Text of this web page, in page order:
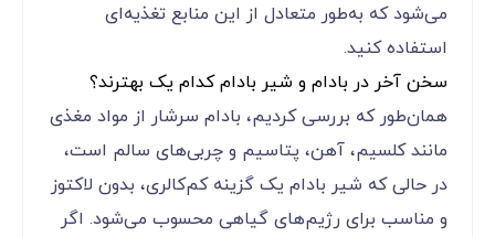
می‌شود که به‌طور متعادل از این منابع تغذیه‌ای
استفاده کنید.
سخن آخر در بادام و شیر بادام کدام یک بهترند؟
همان‌طور که بررسی کردیم، بادام سرشار از مواد مغذی
مانند کلسیم، آهن، پتاسیم و چربی‌های سالم است،
در حالی که شیر بادام یک گزینه کم‌کالری، بدون لاکتوز
و مناسب برای رژیم‌های گیاهی محسوب می‌شود. اگر